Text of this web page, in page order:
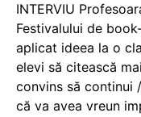
INTERVIU
Festivalului de
aplicat ideea la o
elevi să citească
convins să continui
că va avea vreun